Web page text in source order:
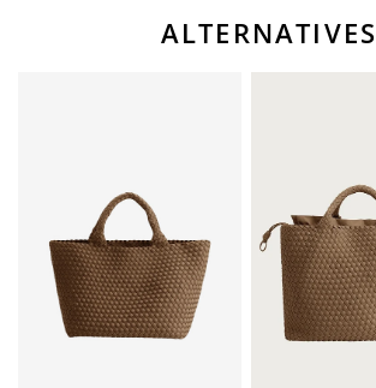
ALTERNATIVES